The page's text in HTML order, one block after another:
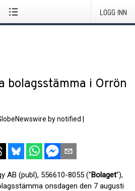
LOGG INN
bolagsstämma i Orrön
by notified
AB (publ), 556610-8055 ("Bolaget"),
onsdagen den 7 augusti